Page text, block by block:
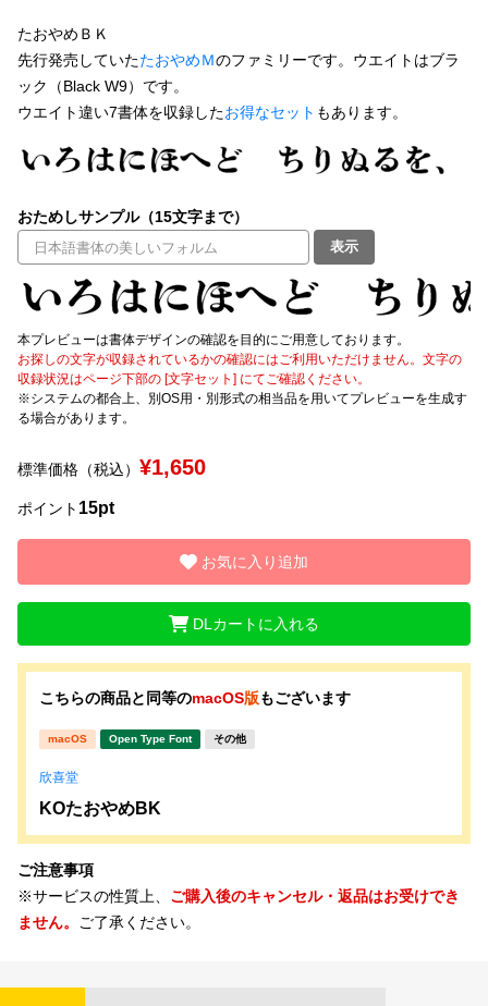
マイページ
お気に入り
ご利用ガイド
よくあるご質問
お問い合わせ
草書体 勘亭流
江戸文字 デザイン毛筆
すべてを表示
太さ・ウェイト
セット or 単体
文字種類
価格帯
リセット 検索
たおやめＢＫ
先行発売していたたおやめＭのファミリーです。ウエイトはブラ
ック（Black W9）です。
ウエイト違い7書体を収録したお得なセット もあります。
おためしサンプル（15文字まで）
表示
本プレビューは書体デザインの確認を目的にご用意しております。
お探しの文字が収録されているかの確認にはご利用いただけません。文字の
収録状況はページ下部の [文字セット] にてご確認ください。
※システムの都合上、別OS用・別形式の相当品を用いてプレビューを生成す
る場合があります。
標準価格（税込） ¥1,650
ポイント 15pt
お気に入り追加
DLカートに入れる
こちらの商品と同等のmacOS版もございます
macOS Open Type Font その他
欣喜堂
KOたおやめBK
ご注意事項
※サービスの性質上、 ご購入後のキャンセル・返品はお受けでき
ません。 ご了承ください。